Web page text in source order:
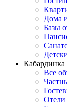
Дома
Базы
Кабардинка
Все
Отели